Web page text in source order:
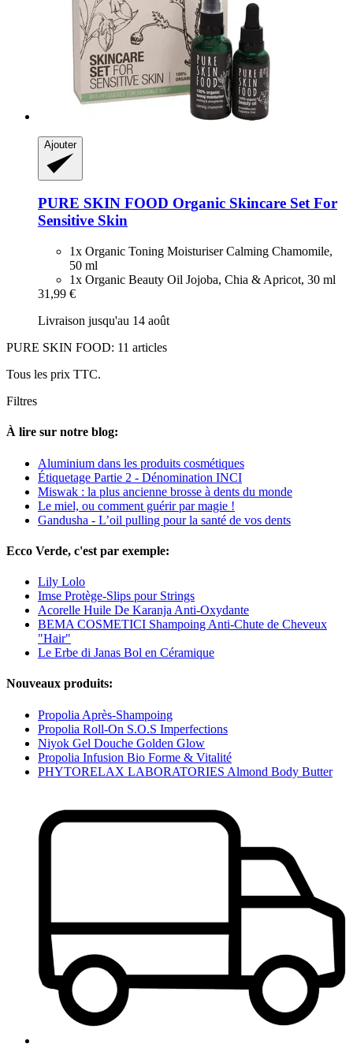
Ajouter
PURE SKIN FOOD Organic Skincare Set For
Sensitive Skin
1x Organic Toning Moisturiser Calming Chamomile,
50 ml
1x Organic Beauty Oil Jojoba, Chia & Apricot, 30 ml
31,99 €
Livraison jusqu'au 14 août
PURE SKIN FOOD: 11 articles
Tous les prix TTC.
Filtres
À lire sur notre blog:
Aluminium dans les produits cosmétiques
Étiquetage Partie 2 - Dénomination INCI
Miswak : la plus ancienne brosse à dents du monde
Le miel, ou comment guérir par magie !
Gandusha - L’oil pulling pour la santé de vos dents
Ecco Verde, c'est par exemple:
Lily Lolo
Imse Protège-Slips pour Strings
Acorelle Huile De Karanja Anti-Oxydante
BEMA COSMETICI Shampoing Anti-Chute de Cheveux
"Hair"
Le Erbe di Janas Bol en Céramique
Nouveaux produits:
Propolia Après-Shampoing
Propolia Roll-On S.O.S Imperfections
Niyok Gel Douche Golden Glow
Propolia Infusion Bio Forme & Vitalité
PHYTORELAX LABORATORIES Almond Body Butter